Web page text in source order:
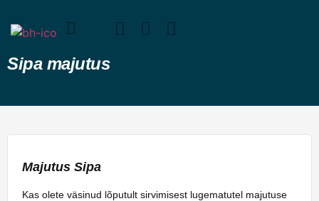
Sipa majutus
Majutus Sipa
Kas olete väsinud lõputult sirvimisest lugematutel majutuse